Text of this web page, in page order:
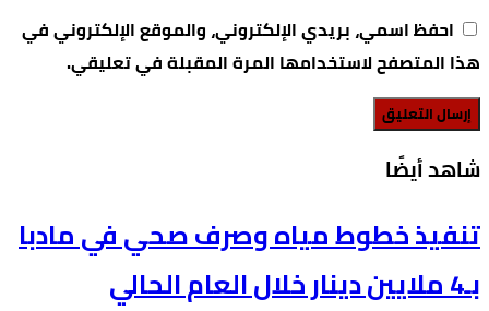
احفظ اسمي، بريدي الإلكتروني، والموقع الإلكتروني في
هذا المتصفح لاستخدامها المرة المقبلة في تعليقي.
‫شاهد أيضًا‬
تنفيذ خطوط مياه وصرف صحي في مادبا
بـ4 ملايين دينار خلال العام الحالي